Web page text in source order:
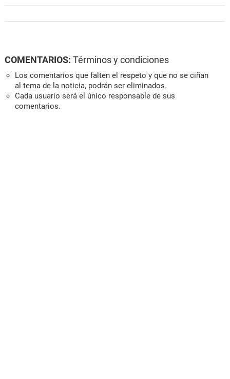
COMENTARIOS: Términos y condiciones
Los comentarios que falten el respeto y que no se ciñan
al tema de la noticia, podrán ser eliminados.
Cada usuario será el único responsable de sus
comentarios.